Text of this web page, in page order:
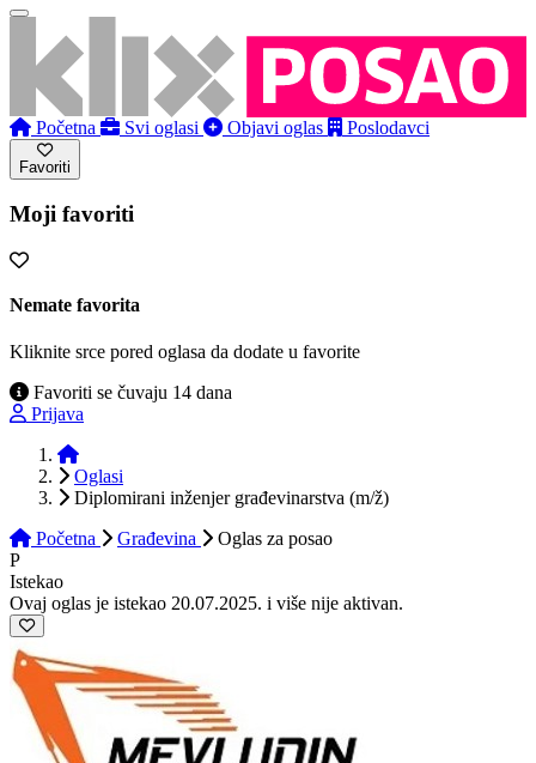
Početna Svi oglasi Objavi oglas Poslodavci
Favoriti
Moji favoriti
Nemate favorita
Kliknite srce pored oglasa da dodate u favorite
Favoriti se čuvaju 14 dana
Prijava
Početna
Oglasi
Diplomirani inženjer građevinarstva (m/ž)
Početna
Građevina Oglas za posao
P
Istekao
Ovaj oglas je istekao 20.07.2025. i više nije aktivan.